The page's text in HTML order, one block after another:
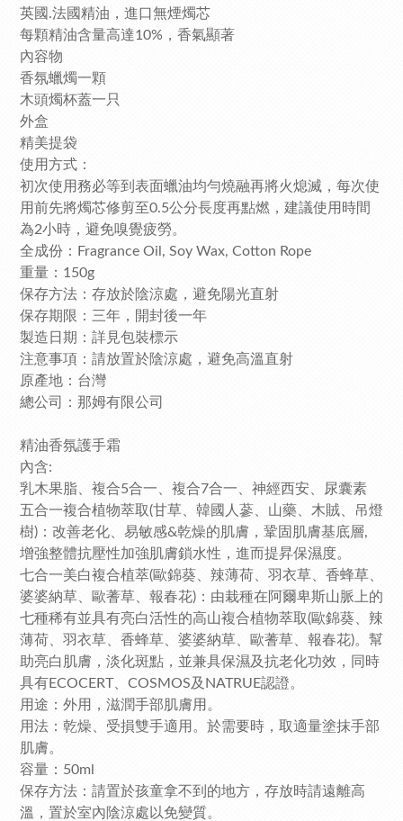
英國.法國精油，進口無煙燭芯
每顆精油含量高達10%，香氣顯著
內容物
香氛蠟燭一顆
木頭燭杯蓋一只
外盒
精美提袋
使用方式：
初次使用務必等到表面蠟油均勻燒融再將火熄滅，每次使
用前先將燭芯修剪至0.5公分長度再點燃，建議使用時間
為2小時，避免嗅覺疲勞。
全成份：Fragrance Oil, Soy Wax, Cotton Rope
重量：150g
保存方法：存放於陰涼處，避免陽光直射
保存期限：三年，開封後一年
製造日期：詳見包裝標示
注意事項：請放置於陰涼處，避免高溫直射
原產地：台灣
總公司：那姆有限公司
精油香氛護手霜
內含:
乳木果脂、複合5合一、複合7合一、神經西安、尿囊素
五合一複合植物萃取(甘草、韓國人蔘、山藥、木賊、吊燈
樹)：改善老化、易敏感&乾燥的肌膚，鞏固肌膚基底層,
增強整體抗壓性加強肌膚鎖水性，進而提昇保濕度。
七合一美白複合植萃(歐錦葵、辣薄荷、羽衣草、香蜂草、
婆婆納草、歐蓍草、報春花)：由栽種在阿爾卑斯山脈上的
七種稀有並具有亮白活性的高山複合植物萃取(歐錦葵、辣
薄荷、羽衣草、香蜂草、婆婆納草、歐蓍草、報春花)。幫
助亮白肌膚，淡化斑點，並兼具保濕及抗老化功效，同時
具有ECOCERT、COSMOS及NATRUE認證。
用途：外用，滋潤手部肌膚用。
用法：乾燥、受損雙手適用。於需要時，取適量塗抹手部
肌膚。
容量：50ml
保存方法：請置於孩童拿不到的地方，存放時請遠離高
溫，置於室內陰涼處以免變質。